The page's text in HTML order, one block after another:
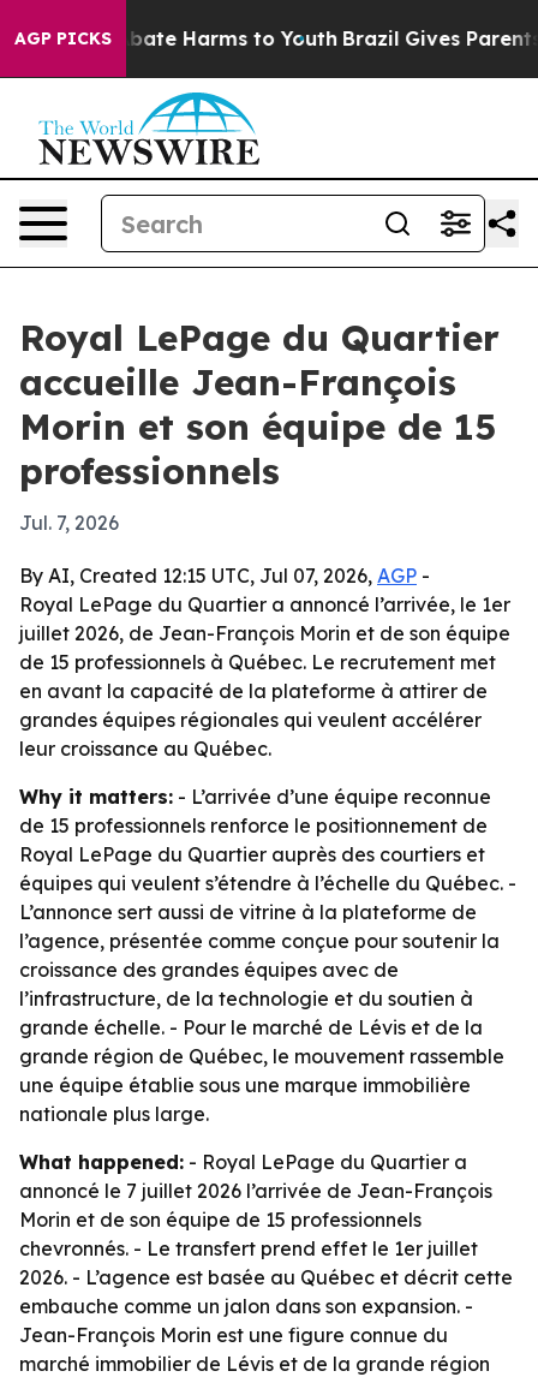
AGP PICKS
to Abate Harms to Youth Brazil Gives Parents
Royal LePage du Quartier
accueille Jean-François
Morin et son équipe de 15
professionnels
Jul. 7, 2026
By AI, Created 12:15 UTC, Jul 07, 2026, AGP -
Royal LePage du Quartier a annoncé l’arrivée, le 1er
juillet 2026, de Jean-François Morin et de son équipe
de 15 professionnels à Québec. Le recrutement met
en avant la capacité de la plateforme à attirer de
grandes équipes régionales qui veulent accélérer
leur croissance au Québec.
Why it matters: - L’arrivée d’une équipe reconnue
de 15 professionnels renforce le positionnement de
Royal LePage du Quartier auprès des courtiers et
équipes qui veulent s’étendre à l’échelle du Québec. -
L’annonce sert aussi de vitrine à la plateforme de
l’agence, présentée comme conçue pour soutenir la
croissance des grandes équipes avec de
l’infrastructure, de la technologie et du soutien à
grande échelle. - Pour le marché de Lévis et de la
grande région de Québec, le mouvement rassemble
une équipe établie sous une marque immobilière
nationale plus large.
What happened: - Royal LePage du Quartier a
annoncé le 7 juillet 2026 l’arrivée de Jean-François
Morin et de son équipe de 15 professionnels
chevronnés. - Le transfert prend effet le 1er juillet
2026. - L’agence est basée au Québec et décrit cette
embauche comme un jalon dans son expansion. -
Jean-François Morin est une figure connue du
marché immobilier de Lévis et de la grande région